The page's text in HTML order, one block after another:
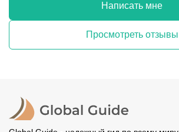
Написать мне
Просмотреть отзывы